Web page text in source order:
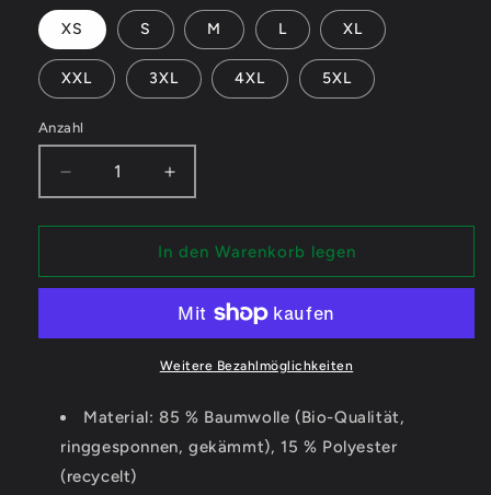
XS S M L XL
XXL 3XL 4XL 5XL
Anzahl
Verringere
die
Menge
Hahnkaffee
Basic
Erhöhe
die
Menge
für
Hahnkaffee
Organic
Basic
Hoodie
In den Warenkorb legen
Weitere Bezahlmöglichkeiten
Material: 85 % Baumwolle (Bio-Qualität,
ringgesponnen, gekämmt), 15 % Polyester
(recycelt)